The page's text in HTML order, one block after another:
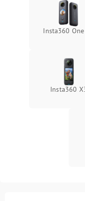
перенапряжения
Повреждение системы
защиты от перегрузок
Insta360
Insta360